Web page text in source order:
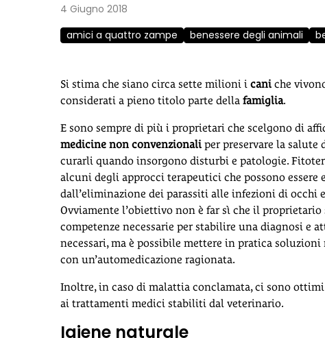
4 Giugno 2018
amici a quattro zampe
benessere degli animali
Si stima che siano circa sette milioni i cani che
considerati a pieno titolo parte della famiglia.
E sono sempre di più i proprietari che scelgono di
medicine non convenzionali per preservare la
curarli quando insorgono disturbi e patologie.
alcuni degli approcci terapeutici che possono
dall’eliminazione dei parassiti alle infezioni di occhi
Ovviamente l’obiettivo non è far sì che il
competenze necessarie per stabilire una diagnosi
necessari, ma è possibile mettere in pratica
con un’automedicazione ragionata.
Inoltre, in caso di malattia conclamata, ci sono
ai trattamenti medici stabiliti dal veterinario.
Igiene naturale